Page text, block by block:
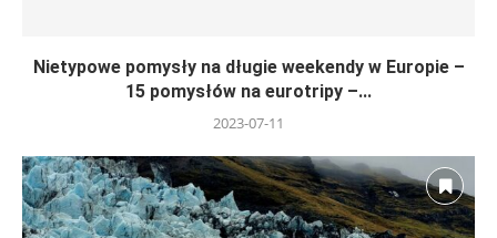
Nietypowe pomysły na długie weekendy w Europie –
15 pomysłów na eurotripy –...
2023-07-11